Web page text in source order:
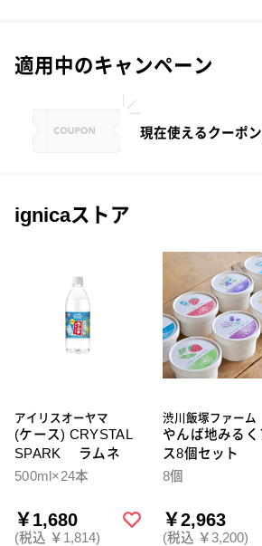
適用中のキャンペーン
現在使えるクーポ
ignicaストア
アイリスオーヤマ
(ケース) CRYSTAL
SPARK ラムネ
500ml×24本
￥1,680
(税込 ￥1,814)
渋川飯塚ファーム
やんば地みるく
ス8個セット
8個
￥2,963
(税込 ￥3,200)